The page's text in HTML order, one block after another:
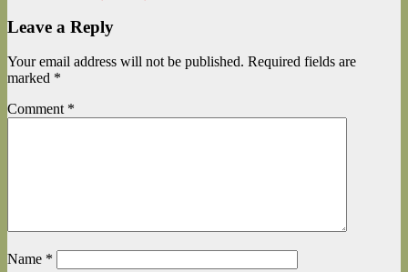
Leave a Reply
Your email address will not be published. Required fields are
marked *
Comment *
Name *